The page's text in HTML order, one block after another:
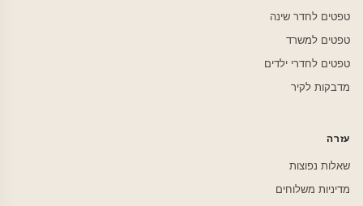
טפטים לחדר שינה
טפטים למשרד
טפטים לחדרי ילדים
מדבקות לקיר
עזרה
שאלות נפוצות
מדיניות משלוחים